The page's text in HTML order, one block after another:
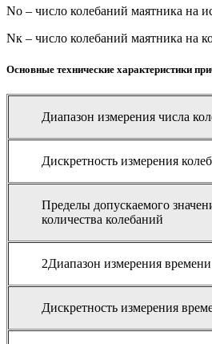
Nо – число колебаний маятника на
Nк – число колебаний маятника на
Основные технические характеристики
Диапазон измерения числа
Дискретность измерения
Пределы допускаемого
количества колебаний
2Диапазон измерения времени
Дискретность измерения